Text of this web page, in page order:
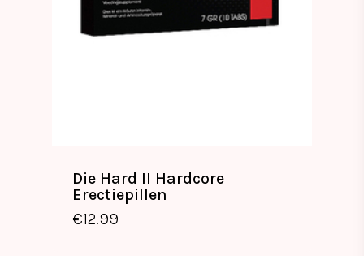
Die Hard II Hardcore
Erectiepillen
€12.99